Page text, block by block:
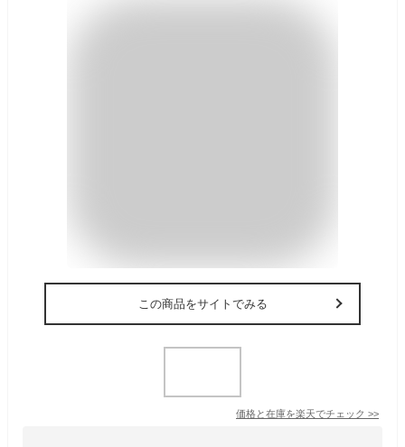
この商品をサイトでみる
価格と在庫を楽天でチェック >>